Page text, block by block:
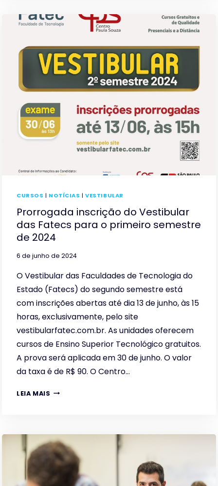
60%
DOS
NO
VESTIBULAR
UNIVESP
CURSOS | NOTÍCIAS |VESTIBULAR
Prorrogada inscrição do Vestibular
das Fatecs para o primeiro semestre
de 2024
6 de junho de 2024
O Vestibular das Faculdades de Tecnologia do
Estado (Fatecs) do segundo semestre está
com inscrições abertas até dia 13 de junho, às 15
horas, exclusivamente, pelo site
vestibularfatec.com.br. As unidades oferecem
cursos de Ensino Superior Tecnológico gratuitos.
A prova será aplicada em 30 de junho. O valor
da taxa é de R$ 90. O Centro…
LEIA MAIS PRORROGADA
DAS
FATECS
PARA
PRIMEIRO